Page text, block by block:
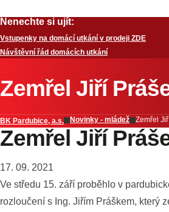
Nenechte si ujít:
Vstupenky na domácí utkání v prodeji ZDE
Návštěvní řád domácích utkání
Zemřel Jiří
BK Pardubice, a.s. Novinky - mládež Zemřel
Zemřel Jiří
17. 09. 2021
Ve středu 15. září proběhlo v
rozloučení s Ing. Jiřím Práškem, který